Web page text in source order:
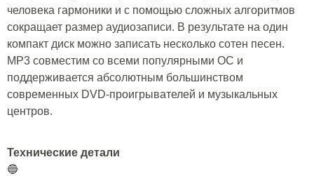
человека гармоники и с помощью сложных алгоритмов
сокращает размер аудиозаписи. В результате на один
компакт диск можно записать несколько сотен песен.
MP3 совместим со всеми популярными ОС и
поддерживается абсолютным большинством
современных DVD-проигрывателей и музыкальных
центров.
Технические детали
🔵